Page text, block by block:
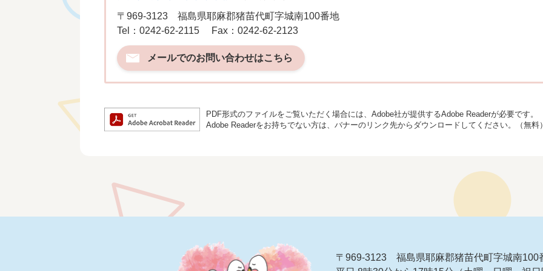
〒969-3123
福島県耶麻郡猪苗代町字城南100番地
Tel：0242-62-2115
Fax：0242-62-2123
メールでのお問い合わせはこちら
PDF形式のファイルをご覧いただく場合には、Adobe社が提供するAdobe Readerが必要です。
Adobe Readerをお持ちでない方は、バナーのリンク先からダウンロードしてください。（無料
〒969-3123 福島県耶麻郡猪苗代町字城南100